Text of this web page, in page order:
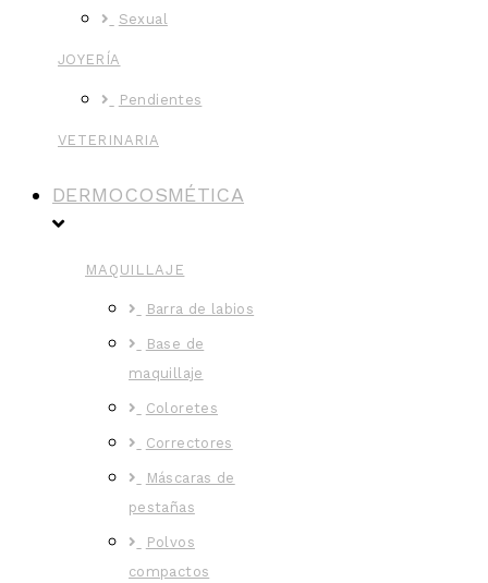
Sexual
JOYERÍA
Pendientes
VETERINARIA
DERMOCOSMÉTICA
MAQUILLAJE
Barra de labios
Base de
maquillaje
Coloretes
Correctores
Máscaras de
pestañas
Polvos
compactos